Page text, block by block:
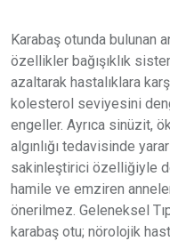
Karabaş otunda bulunan
özellikler bağışıklık
azaltarak hastalıklara
kolesterol seviyesini
engeller. Ayrıca sinüzit,
algınlığı tedavisinde
sakinleştirici özelliğiyle
hamile ve emziren
önerilmez. Geleneksel
karabaş otu; nörolojik